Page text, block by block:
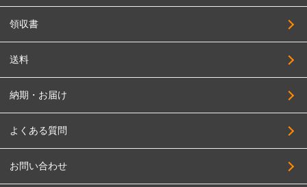
領収書
送料
納期・お届け
よくある質問
お問い合わせ